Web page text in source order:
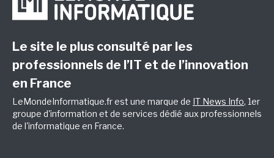
Le site le plus consulté par les
professionnels de l’IT et de l’innovation
en France
LeMondeInformatique.fr est une marque de IT News Info, 1er
groupe d'information et de services dédié aux professionnels
de l'informatique en France.